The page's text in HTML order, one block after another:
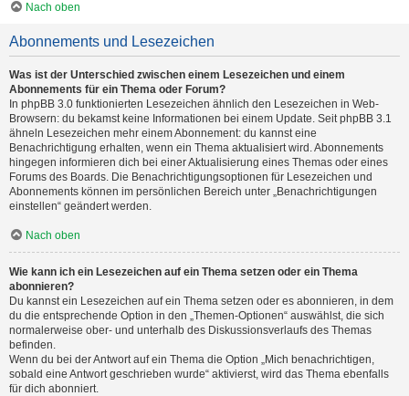
Nach oben
Abonnements und Lesezeichen
Was ist der Unterschied zwischen einem Lesezeichen und einem
Abonnements für ein Thema oder Forum?
In phpBB 3.0 funktionierten Lesezeichen ähnlich den Lesezeichen in Web-
Browsern: du bekamst keine Informationen bei einem Update. Seit phpBB 3.1
ähneln Lesezeichen mehr einem Abonnement: du kannst eine
Benachrichtigung erhalten, wenn ein Thema aktualisiert wird. Abonnements
hingegen informieren dich bei einer Aktualisierung eines Themas oder eines
Forums des Boards. Die Benachrichtigungsoptionen für Lesezeichen und
Abonnements können im persönlichen Bereich unter „Benachrichtigungen
einstellen“ geändert werden.
Nach oben
Wie kann ich ein Lesezeichen auf ein Thema setzen oder ein Thema
abonnieren?
Du kannst ein Lesezeichen auf ein Thema setzen oder es abonnieren, in dem
du die entsprechende Option in den „Themen-Optionen“ auswählst, die sich
normalerweise ober- und unterhalb des Diskussionsverlaufs des Themas
befinden.
Wenn du bei der Antwort auf ein Thema die Option „Mich benachrichtigen,
sobald eine Antwort geschrieben wurde“ aktivierst, wird das Thema ebenfalls
für dich abonniert.